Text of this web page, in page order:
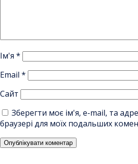
Ім'я *
Email *
Сайт
Зберегти моє ім'я, e-mail, та
браузері для моїх подальших